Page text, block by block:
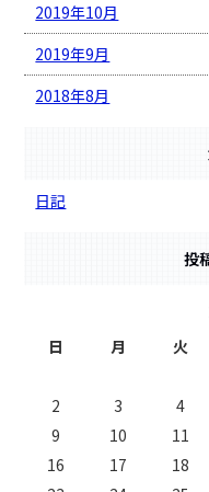
2019年10月
2019年9月
2018年8月
日記
投
日
月 火
2
3 4
9
10 11
16
17 18